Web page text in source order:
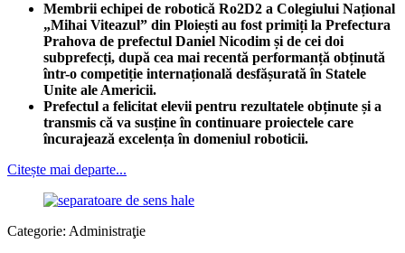
Membrii echipei de robotică Ro2D2 a Colegiului Național
„Mihai Viteazul” din Ploiești au fost primiți la Prefectura
Prahova de prefectul Daniel Nicodim și de cei doi
subprefecți, după cea mai recentă performanță obținută
într-o competiție internațională desfășurată în Statele
Unite ale Americii.
Prefectul a felicitat elevii pentru rezultatele obținute și a
transmis că va susține în continuare proiectele care
încurajează excelența în domeniul roboticii.
Citește mai departe...
Categorie: Administraţie